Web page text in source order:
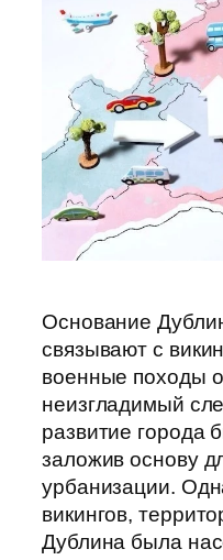
Основание
связывают с
военные походы
неизгладимый
развитие города
заложив основу
урбанизации.
викингов,
Дублина была